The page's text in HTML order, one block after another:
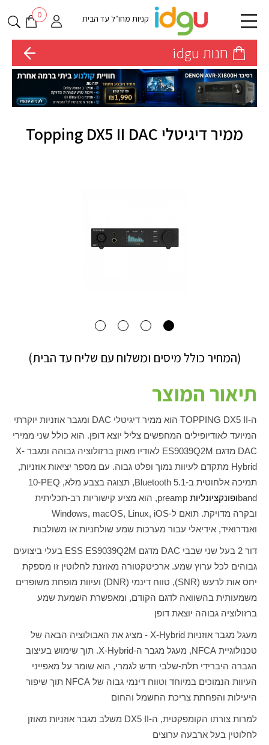
קניות מחו״ל עד הבית 0
חנות idgu
ממיר דיגיטלי Topping DX5 II DAC
(המחיר כולל מיסים ומשלוח עם שליח עד הבית)
תיאור המוצר
ה-TOPPING DX5 II הוא ממיר דיגיטלי DAC ומגבר אוזניות יוקרתי
המיועד לאודיופילים המחפשים צליל יוצא דופן. הוא כולל שני ממירי
DAC מדגם ES9039Q2M לאודיו מאוזן ברזולוציה גבוהה ומגבר X-
Hybrid מתקדם לעיוות נמוך ופלט גבוה. עם מספר יציאות אוזניות,
תמיכה אלחוטית ב-Bluetooth 5.1, תצוגה בצבע מלא, PEQ
10-
bandופונקציונליות preamp, הוא מציע קישוריות רב-תכליתית
ובקרה מדויקת. תואם ל-Windows, macOS, Linux, iOS
ואנדרואיד, אידיאלי עבור מערכות שמע שולחניות או משולבות
דור 2 בעל שני שבבי DAC מדגם ESS ES9039Q2M בעלי ביצועים
גבוהים לכל ערוץ שמע. ארכיטקטורה מאוזנת לחלוטין זו מספקת
יחס אות לרעש (SNR), טווח דינמי (DNR) ועיוות מופחת משופרים
משמעותית בהשוואה לדגם הקודם, ומאפשרת השמעת שמע
ברזולוציה גבוהה יוצאת דופן
מעגל מגבר אוזניות X-Hybrid - מציג את האבולוציה הבאה של
טכנולוגיית NFCA, מעגל מגבר ה-X-Hybrid. תוך שימוש בעיצוב
הגברה היברידי תלת-שלבי חדש לגמרי, הוא שומר על מאפייני
העיוות הנמוכים במיוחד וטווח דינמי גבוה של NFCA תוך שיפור
היעילות והפחתת צריכת החשמל והחום
למרות צורתו הקומפקטית, ה-DX5 II משלב מגבר אוזניות מאוזן
לחלוטין בעל ארבעה ערוצים